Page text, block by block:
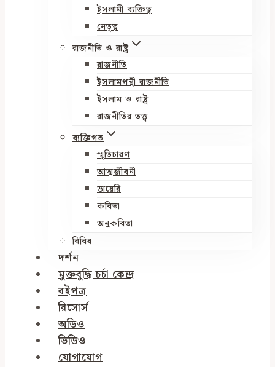
ইসলামী ব্যক্তিত্ব
নেতৃত্ব
রাজনীতি ও রাষ্ট্র
রাজনীতি
ইসলামপন্থী রাজনীতি
ইসলাম ও রাষ্ট্র
রাজনীতির তত্ত্ব
ব্যক্তিগত
স্মৃতিচারণ
আত্মজীবনী
ডায়েরি
কবিতা
অনুকবিতা
বিবিধ
দর্শন
মুক্তবুদ্ধি চর্চা কেন্দ্র
বইপত্র
রিসোর্স
অডিও
ভিডিও
যোগাযোগ